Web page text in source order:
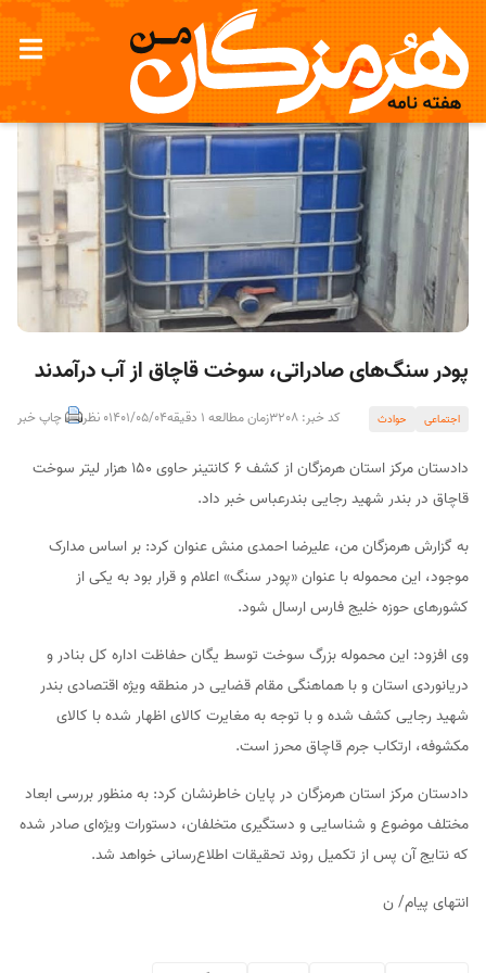
پودر سنگ‌های صادراتی، سوخت قاچاق از آب درآمدند
اجتماعی حوادث کد خبر: 3208 زمان مطالعه 1 دقیقه 1401/05/040 نظر چاپ خبر
دادستان مرکز استان هرمزگان از کشف ۶ کانتینر حاوی ۱۵۰ هزار لیتر سوخت
قاچاق در بندر شهید رجایی بندرعباس خبر داد.
به گزارش هرمزگان من، علیرضا احمدی منش عنوان کرد: بر اساس مدارک
موجود، این محموله با عنوان «پودر سنگ» اعلام و قرار بود به یکی از
کشور‌های حوزه خلیج فارس ارسال شود.
وی افزود: این محموله بزرگ سوخت توسط یگان حفاظت اداره کل بنادر و
دریانوردی استان و با هماهنگی مقام قضایی در منطقه ویژه اقتصادی بندر
شهید رجایی کشف شده و با توجه به مغایرت کالای اظهار شده با کالای
مکشوفه، ارتکاب جرم قاچاق محرز است.
دادستان مرکز استان هرمزگان در پایان خاطرنشان کرد: به منظور بررسی ابعاد
مختلف موضوع و شناسایی و دستگیری متخلفان، دستورات ویژه‌ای صادر شده
که نتایج آن پس از تکمیل روند تحقیقات اطلاع‌رسانی خواهد شد.
انتهای پیام/ ن